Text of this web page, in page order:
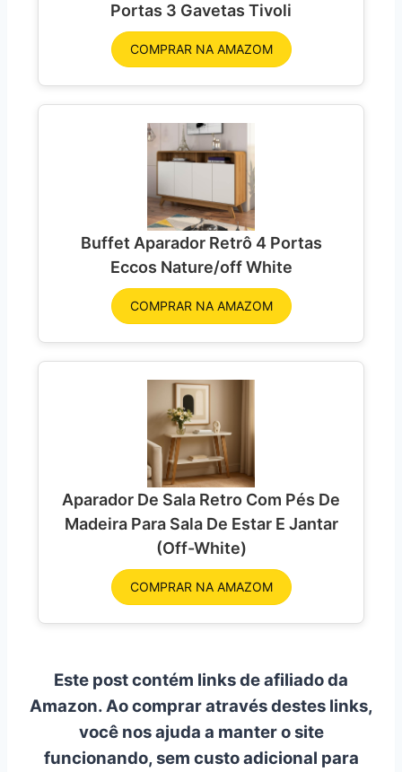
Portas 3 Gavetas Tivoli
COMPRAR NA AMAZOM
Buffet Aparador Retrô 4 Portas
Eccos Nature/off White
COMPRAR NA AMAZOM
Aparador De Sala Retro Com Pés De
Madeira Para Sala De Estar E Jantar
(Off-White)
COMPRAR NA AMAZOM
Este post contém links de afiliado da
Amazon. Ao comprar através destes links,
você nos ajuda a manter o site
funcionando, sem custo adicional para